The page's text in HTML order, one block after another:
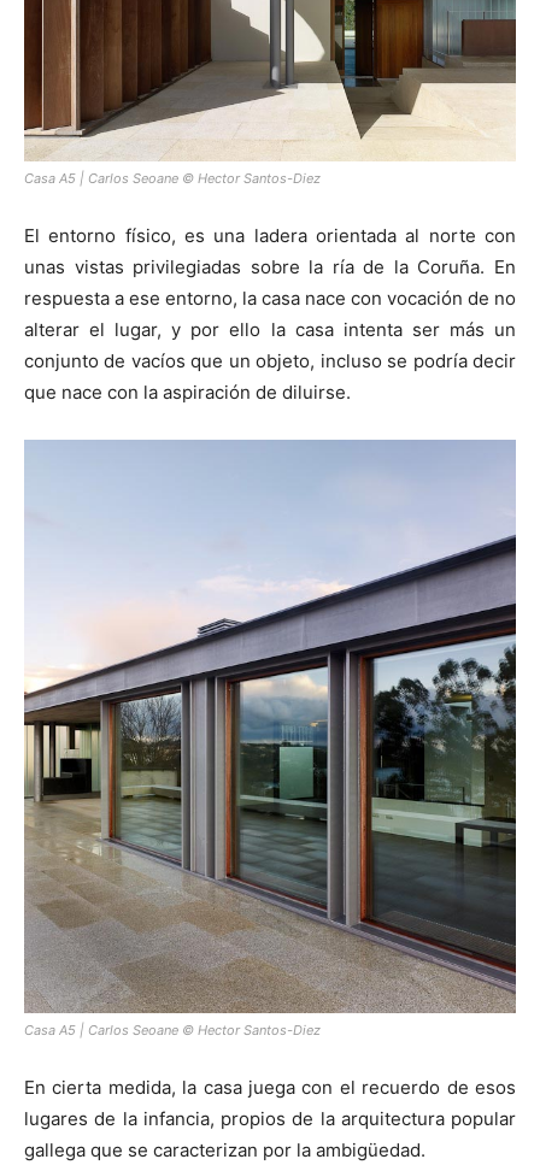
Casa A5 | Carlos Seoane © Hector Santos-Diez
El entorno físico, es una ladera orientada al norte con
unas vistas privilegiadas sobre la ría de la Coruña. En
respuesta a ese entorno, la casa nace con vocación de no
alterar el lugar, y por ello la casa intenta ser más un
conjunto de vacíos que un objeto, incluso se podría decir
que nace con la aspiración de diluirse.
Casa A5 | Carlos Seoane © Hector Santos-Diez
En cierta medida, la casa juega con el recuerdo de esos
lugares de la infancia, propios de la arquitectura popular
gallega que se caracterizan por la ambigüedad.